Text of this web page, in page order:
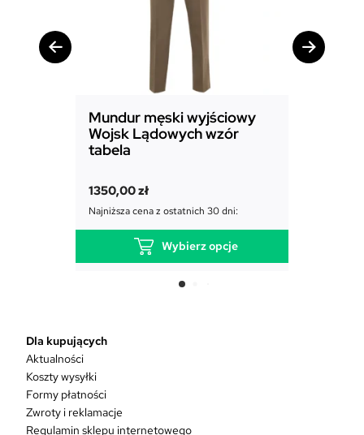
Mundur męski wyjściowy
Wojsk Lądowych wzór
tabela
1350,00zł
Najniższa cena z ostatnich 30 dni:
Wybierz opcje
e
Dla kupujących
Aktualności
Koszty wysyłki
Formy płatności
Zwroty i reklamacje
Regulamin sklepu internetowego